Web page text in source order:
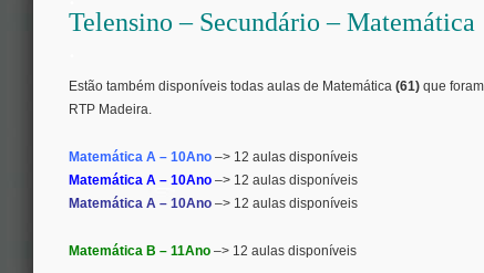
Telensino – Secundário – Matemática
Estão também disponíveis todas aulas de Matemática (61) que
RTP Madeira.
Matemática A – 10Ano –> 12 aulas disponíveis
Matemática A – 10Ano –> 12 aulas disponíveis
Matemática A – 10Ano –> 12 aulas disponíveis
Matemática B – 11Ano –> 12 aulas disponíveis